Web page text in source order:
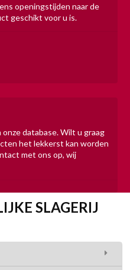
openingstijden naar de
geschikt voor u is.
database. Wilt u graag
het lekkerst kan worden
met ons op, wij
SLAGERIJ